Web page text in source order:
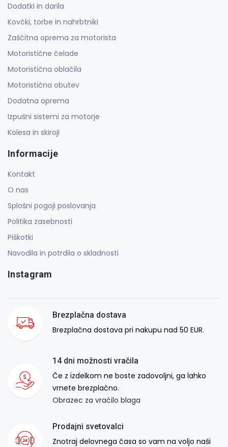
Dodatki in darila
Kovčki, torbe in nahrbtniki
Zaščitna oprema za motorista
Motoristične čelade
Motoristična oblačila
Motoristična obutev
Dodatna oprema
Izpušni sistemi za motorje
Kolesa in skiroji
Informacije
Kontakt
O nas
Splošni pogoji poslovanja
Politika zasebnosti
Piškotki
Navodila in potrdila o skladnosti
Instagram
Brezplačna dostava
Brezplačna dostava pri nakupu nad 50 EUR.
14 dni možnosti vračila
Če z izdelkom ne boste zadovoljni, ga lahko
vrnete brezplačno.
Obrazec za vračilo blaga
Prodajni svetovalci
Znotraj delovnega časa so vam na voljo naši